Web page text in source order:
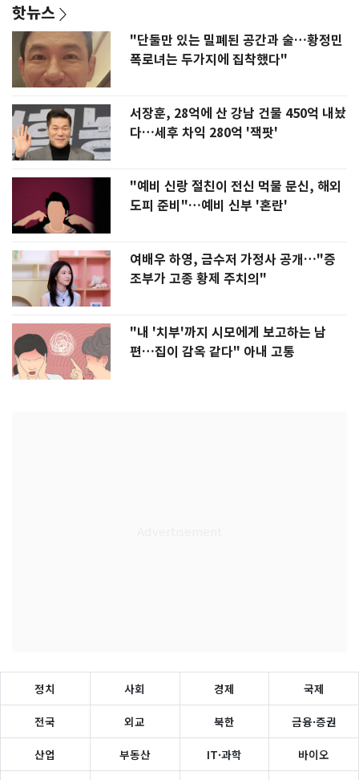
핫뉴스
"단둘만 있는 밀폐된 공간과 술…황정민
폭로녀는 두가지에 집착했다"
서장훈, 28억에 산 강남 건물 450억 내놨
다…세후 차익 280억 '잭팟'
"예비 신랑 절친이 전신 먹물 문신, 해외
도피 준비"…예비 신부 '혼란'
여배우 하영, 금수저 가정사 공개…"증
조부가 고종 황제 주치의"
"내 '치부'까지 시모에게 보고하는 남
편…집이 감옥 같다" 아내 고통
정치 사회 경제 국제
전국 외교 북한 금융·증권
산업 부동산 IT·과학 바이오